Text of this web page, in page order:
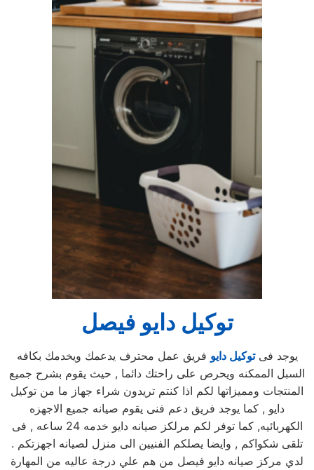
توكيل دايو فيصل
يوجد فىتوكيل دايو فريق عمل محترف يدعمك ويخدمك بكافه
السبل الممكنه ويحرص على راحتك دائما , حيث يقوم بشرح جميع
المنتجات ومميزاتها لكم اذا كنتم تريدون شراء جهاز ما من توكيل
دايو , كما يوجد فريق دعم فنى يقوم صيانه جميع الاجهزه
الكهربائيه, كما توفر لكم مرلكز صيانه دايو خدمه 24 ساعه , فى
تلقى شكواكم , وايضا يصلكم الفنيين الى منزل لصيانه اجهزتكم .
لدي مركز صيانه دايو فيصل من هم علي درجة عاليه من المهارة